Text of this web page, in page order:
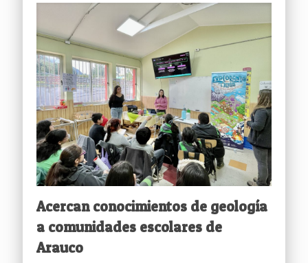
Acercan conocimientos de geología
a comunidades escolares de
Arauco